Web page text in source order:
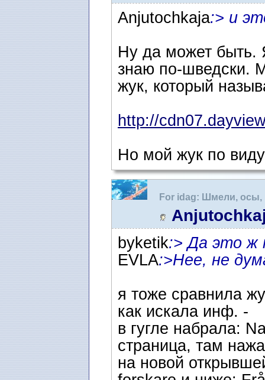
Anjutochkaja:> и
Ну да может быть.
знаю по-шведски.
жук, который
http://
Но мой жук по
For idag: Шмели, осы,
byketik:> Да это ж
EVLA:>Нее, не
я тоже сравнила
как искала инф. -
в гугле набрала:
страница, там
на новой